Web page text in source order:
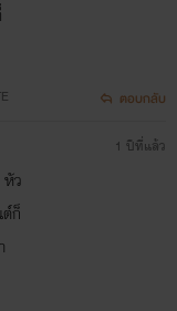
ตอบกลับ
ว
ก็
1 ปีที่แล้ว